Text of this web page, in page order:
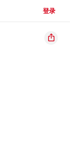
登录